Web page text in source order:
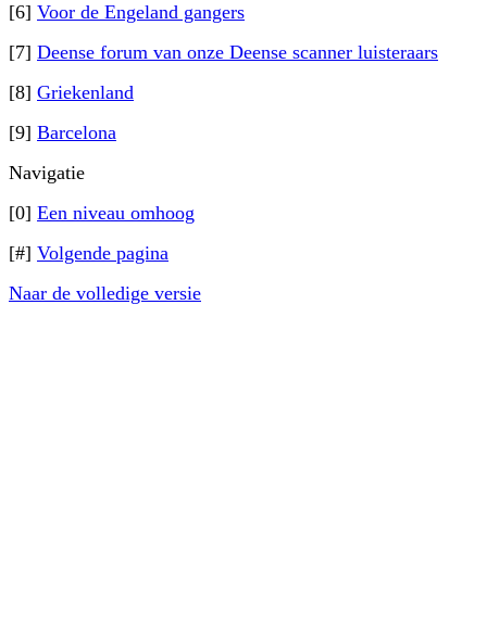
[6] Voor de Engeland gangers
[7] Deense forum van onze Deense scanner luisteraars
[8] Griekenland
[9] Barcelona
Navigatie
[0] Een niveau omhoog
[#] Volgende pagina
Naar de volledige versie